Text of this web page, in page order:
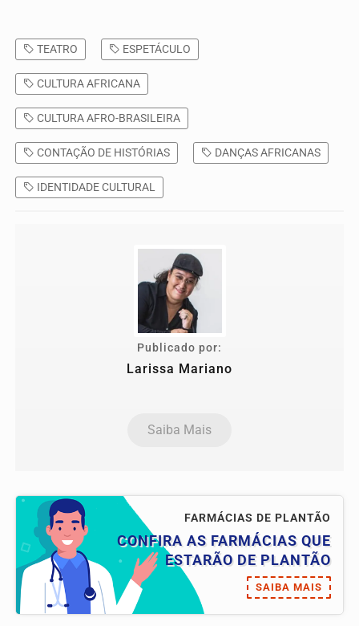
TEATRO ESPETÁCULO
CULTURA AFRICANA
CULTURA AFRO-BRASILEIRA
CONTAÇÃO DE HISTÓRIAS DANÇAS AFRICANAS
IDENTIDADE CULTURAL
Publicado por:
Larissa Mariano
Saiba Mais
FARMÁCIAS DE PLANTÃO
CONFIRA AS FARMÁCIAS QUE
ESTARÃO DE PLANTÃO
SAIBA MAIS